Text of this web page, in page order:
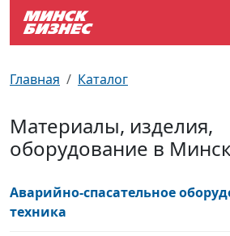
Главная Каталог
Материалы, изделия,
оборудование в
Аварийно-спасательное
техника
Возле метро
Почтовые индексы
Улицы Минска
Схема метро
Пробки на дорогах